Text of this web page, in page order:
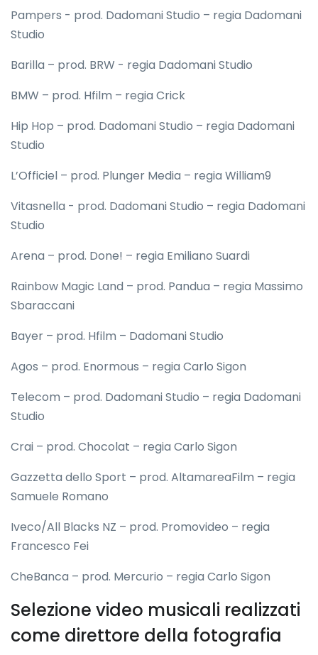
Pampers - prod. Dadomani Studio – regia Dadomani
Studio
Barilla – prod. BRW - regia Dadomani Studio
BMW – prod. Hfilm – regia Crick
Hip Hop – prod. Dadomani Studio – regia Dadomani
Studio
L’Officiel – prod. Plunger Media – regia William9
Vitasnella - prod. Dadomani Studio – regia Dadomani
Studio
Arena – prod. Done! – regia Emiliano Suardi
Rainbow Magic Land – prod. Pandua – regia Massimo
Sbaraccani
Bayer – prod. Hfilm – Dadomani Studio
Agos – prod. Enormous – regia Carlo Sigon
Telecom – prod. Dadomani Studio – regia Dadomani
Studio
Crai – prod. Chocolat – regia Carlo Sigon
Gazzetta dello Sport – prod. AltamareaFilm – regia
Samuele Romano
Iveco/All Blacks NZ – prod. Promovideo – regia
Francesco Fei
CheBanca – prod. Mercurio – regia Carlo Sigon
Selezione video musicali realizzati
come direttore della fotografia